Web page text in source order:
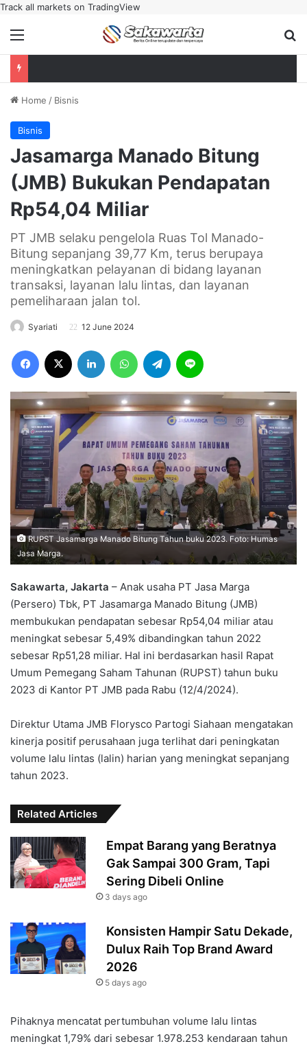
Track all markets on TradingView
Menu
Home / Bisnis
Bisnis
Jasamarga Manado Bitung
(JMB) Bukukan Pendapatan
Rp54,04 Miliar
PT JMB selaku pengelola Ruas Tol Manado-
Bitung sepanjang 39,77 Km, terus berupaya
meningkatkan pelayanan di bidang layanan
transaksi, layanan lalu lintas, dan layanan
pemeliharaan jalan tol.
Syariati 12 June 2024
Facebook LinkedIn WhatsAppTelegram
RUPST Jasamarga Manado Bitung Tahun buku 2023. Foto: Humas
Jasa Marga.
Sakawarta, Jakarta – Anak usaha PT Jasa Marga
(Persero) Tbk, PT Jasamarga Manado Bitung (JMB)
membukukan pendapatan sebesar Rp54,04 miliar atau
meningkat sebesar 5,49% dibandingkan tahun 2022
sebesar Rp51,28 miliar. Hal ini berdasarkan hasil Rapat
Umum Pemegang Saham Tahunan (RUPST) tahun buku
2023 di Kantor PT JMB pada Rabu (12/4/2024).
Direktur Utama JMB Florysco Partogi Siahaan mengatakan
kinerja positif perusahaan juga terlihat dari peningkatan
volume lalu lintas (lalin) harian yang meningkat sepanjang
tahun 2023.
Related Articles
Empat Barang yang Beratnya
Gak Sampai 300 Gram, Tapi
Sering Dibeli Online
3 days ago
Konsisten Hampir Satu Dekade,
Dulux Raih Top Brand Award
2026
5 days ago
Pihaknya mencatat pertumbuhan volume lalu lintas
meningkat 1,79% dari sebesar 1.978.253 kendaraan tahun